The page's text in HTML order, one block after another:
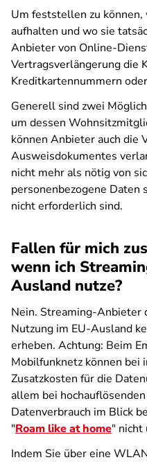
Um feststellen zu können,
aufhalten und wo sie
Anbieter von Online-
Vertragsverlängerung die
Kreditkartennummern
Generell sind zwei
um dessen
können Anbieter auch die
Ausweisdokumentes
nicht mehr als nötig von
personenbezogene Daten
nicht erforderlich sind.
Fallen für mich
wenn ich
Ausland nutze?
Nein. Streaming-Anbieter
Nutzung im EU-Ausland
erheben. Achtung: Beim
Mobilfunknetz können bei
Zusatzkosten für die
allem bei
Datenverbrauch im Blick
"Roam like at home" nicht
Indem Sie über eine